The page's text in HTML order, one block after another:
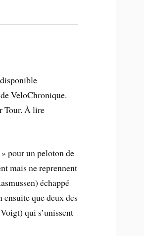
VeloChronique.
Tour. À lire
pour un peloton de
mais ne reprennent
échappé
que deux des
qui s’unissent